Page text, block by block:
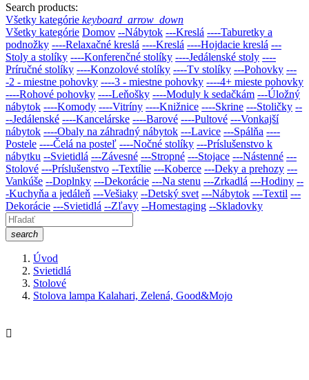
Search products:
Všetky kategórie keyboard_arrow_down
Všetky kategórie Domov --Nábytok ---Kreslá ----Taburetky a
podnožky ----Relaxačné kreslá ----Kreslá ----Hojdacie kreslá ---
Stoly a stolíky ----Konferenčné stolíky ----Jedálenské stoly ----
Príručné stolíky ----Konzolové stolíky ----Tv stolíky ---Pohovky ---
-2 - miestne pohovky ----3 - miestne pohovky ----4+ mieste pohovky
----Rohové pohovky ----Leňošky ----Moduly k sedačkám ---Úložný
nábytok ----Komody ----Vitríny ----Knižnice ----Skrine ---Stoličky --
--Jedálenské ----Kancelárske ----Barové ----Pultové ---Vonkajší
nábytok ----Obaly na záhradný nábytok ---Lavice ---Spálňa ----
Postele ----Čelá na posteľ ----Nočné stolíky ---Príslušenstvo k
nábytku --Svietidlá ---Závesné ---Stropné ---Stojace ---Nástenné ---
Stolové ---Príslušenstvo --Textílie ---Koberce ---Deky a prehozy ---
Vankúše --Doplnky ---Dekorácie ---Na stenu ---Zrkadlá ---Hodiny --
-Kuchyňa a jedáleň ---Vešiaky --Detský svet ---Nábytok ---Textil ---
Dekorácie ---Svietidlá --Zľavy --Homestaging --Skladovky
search
Úvod
Svietidlá
Stolové
Stolova lampa Kalahari, Zelená, Good&Mojo
